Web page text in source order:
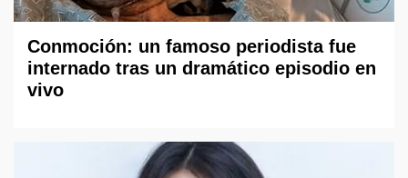
Conmoción: un famoso periodista fue
internado tras un dramático episodio en
vivo